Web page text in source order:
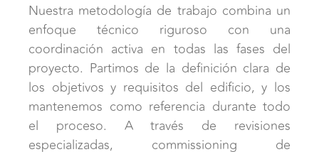
Nuestra metodología de trabajo combina un
enfoque técnico riguroso con una
coordinación activa en todas las fases del
proyecto. Partimos de la definición clara de
los objetivos y requisitos del edificio, y los
mantenemos como referencia durante todo
el proceso. A través de revisiones
especializadas, commissioning de